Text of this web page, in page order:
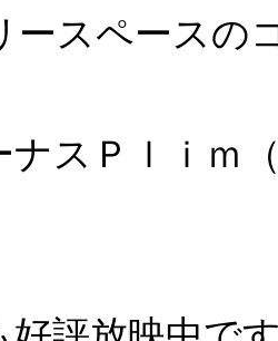
ースペースの
ナスＰｌｉｍ